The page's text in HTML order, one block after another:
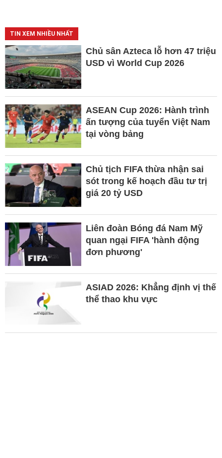
TIN XEM NHIỀU NHẤT
Chủ sân Azteca lỗ hơn 47 triệu
USD vì World Cup 2026
ASEAN Cup 2026: Hành trình
ấn tượng của tuyển Việt Nam
tại vòng bảng
Chủ tịch FIFA thừa nhận sai
sót trong kế hoạch đầu tư trị
giá 20 tỷ USD
Liên đoàn Bóng đá Nam Mỹ
quan ngại FIFA 'hành động
đơn phương'
ASIAD 2026: Khẳng định vị thế
thể thao khu vực